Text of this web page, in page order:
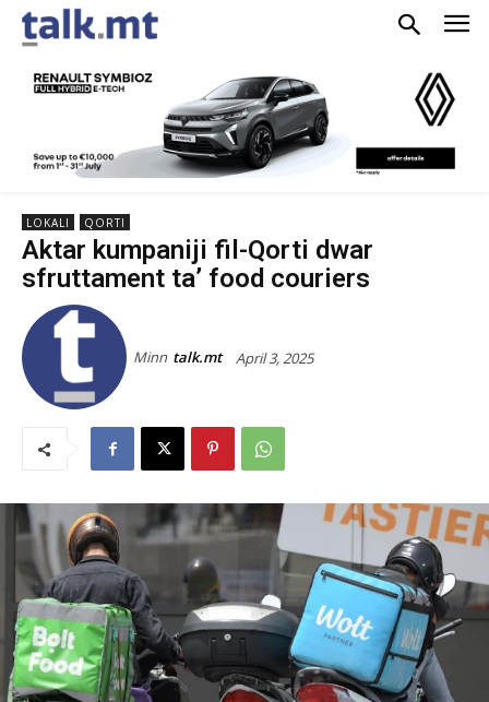
LOKALI QORTI
Aktar kumpaniji fil-Qorti dwar
sfruttament ta’ food couriers
Minn talk.mt April 3, 2025